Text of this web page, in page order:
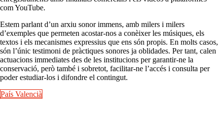
com YouTube.
Estem parlant d’un arxiu sonor immens, amb milers i milers
d’exemples que permeten acostar-nos a conèixer les músiques, els
textos i els mecanismes expressius que ens són propis. En molts casos,
són l’únic testimoni de pràctiques sonores ja oblidades. Per tant, calen
actuacions immediates des de les institucions per garantir-ne la
conservació, però també i sobretot, facilitar-ne l’accés i consulta per
poder estudiar-los i difondre el contingut.
País Valencià